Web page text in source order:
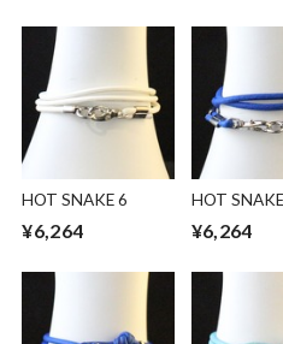
HOT SNAKE 6
¥6,264
HOT
¥6,264